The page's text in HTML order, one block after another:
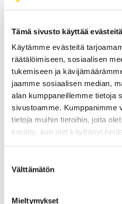
Tämä sivusto käyttää evästeitä
Käytämme evästeitä
räätälöimiseen, sosiaalisen
tukemiseen ja
jaamme sosiaalisen median,
alan kumppaneillemme tietoja
sivustoamme. Kumppanimme
tietoja muihin tietoihin, joita
kerätty, kun olet käyttänyt
valinta
Välttämätön
Mieltymykset
– Nämä siirtymät
yliopistotutkimuksen ja
integraatiosta ovat
kaikkien
laskee
energian
Chalmersin